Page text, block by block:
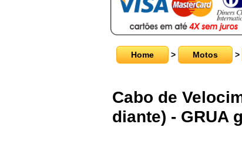
Home > Motos >
Cabo de
diante) - GRUA